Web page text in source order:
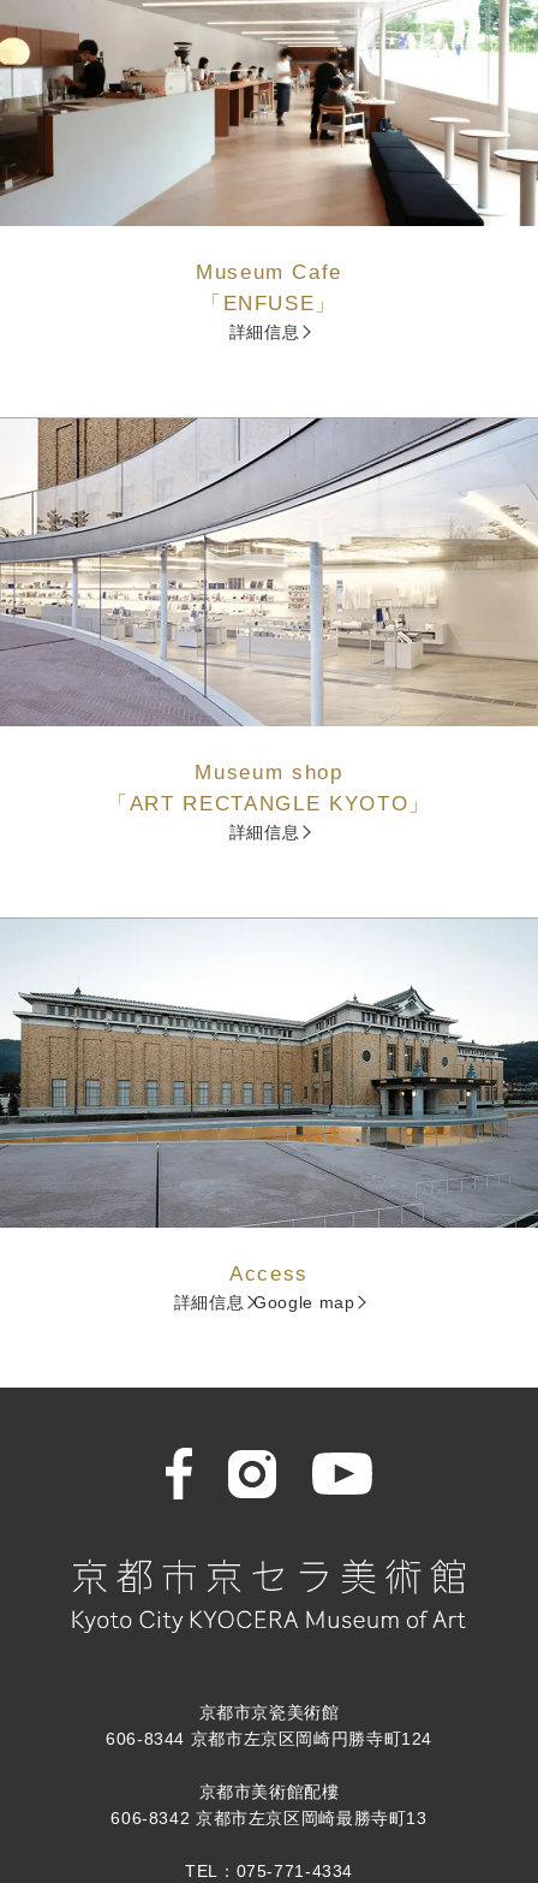
Museum Cafe
「ENFUSE」
詳細信息
Museum shop
「ART RECTANGLE KYOTO」
詳細信息
Access
詳細信息 Google map
京都市京瓷美術館
606-8344 京都市左京区岡崎円勝寺町124
京都市美術館配樓
606-8342 京都市左京区岡崎最勝寺町13
TEL：075-771-4334